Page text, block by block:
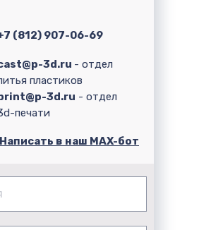
(812) 907-06-69
3d.ru - отдел
пластиков
3d.ru - отдел
печати
Написать в наш MAX-бот